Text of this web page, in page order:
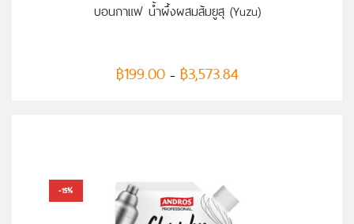
บอนกาแฟ น้ำผึ้งผสมส้มยูสุ (Yuzu)
฿199.00 – ฿3,573.84
-15%